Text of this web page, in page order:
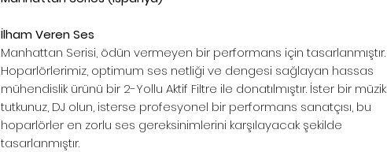
İlham Veren Ses
Manhattan Serisi, ödün vermeyen bir performans için tasarlanmıştır.
Hoparlörlerimiz, optimum ses netliği ve dengesi sağlayan hassas
mühendislik ürünü bir 2-Yollu Aktif Filtre ile donatılmıştır. İster bir müzik
tutkunuz, DJ olun, isterse profesyonel bir performans sanatçısı, bu
hoparlörler en zorlu ses gereksinimlerini karşılayacak şekilde
tasarlanmıştır.